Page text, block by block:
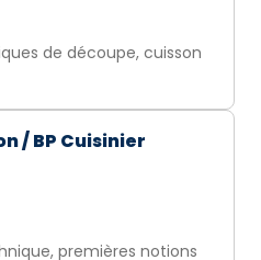
de découpe, cuisson
/ BP Cuisinier
premières notions